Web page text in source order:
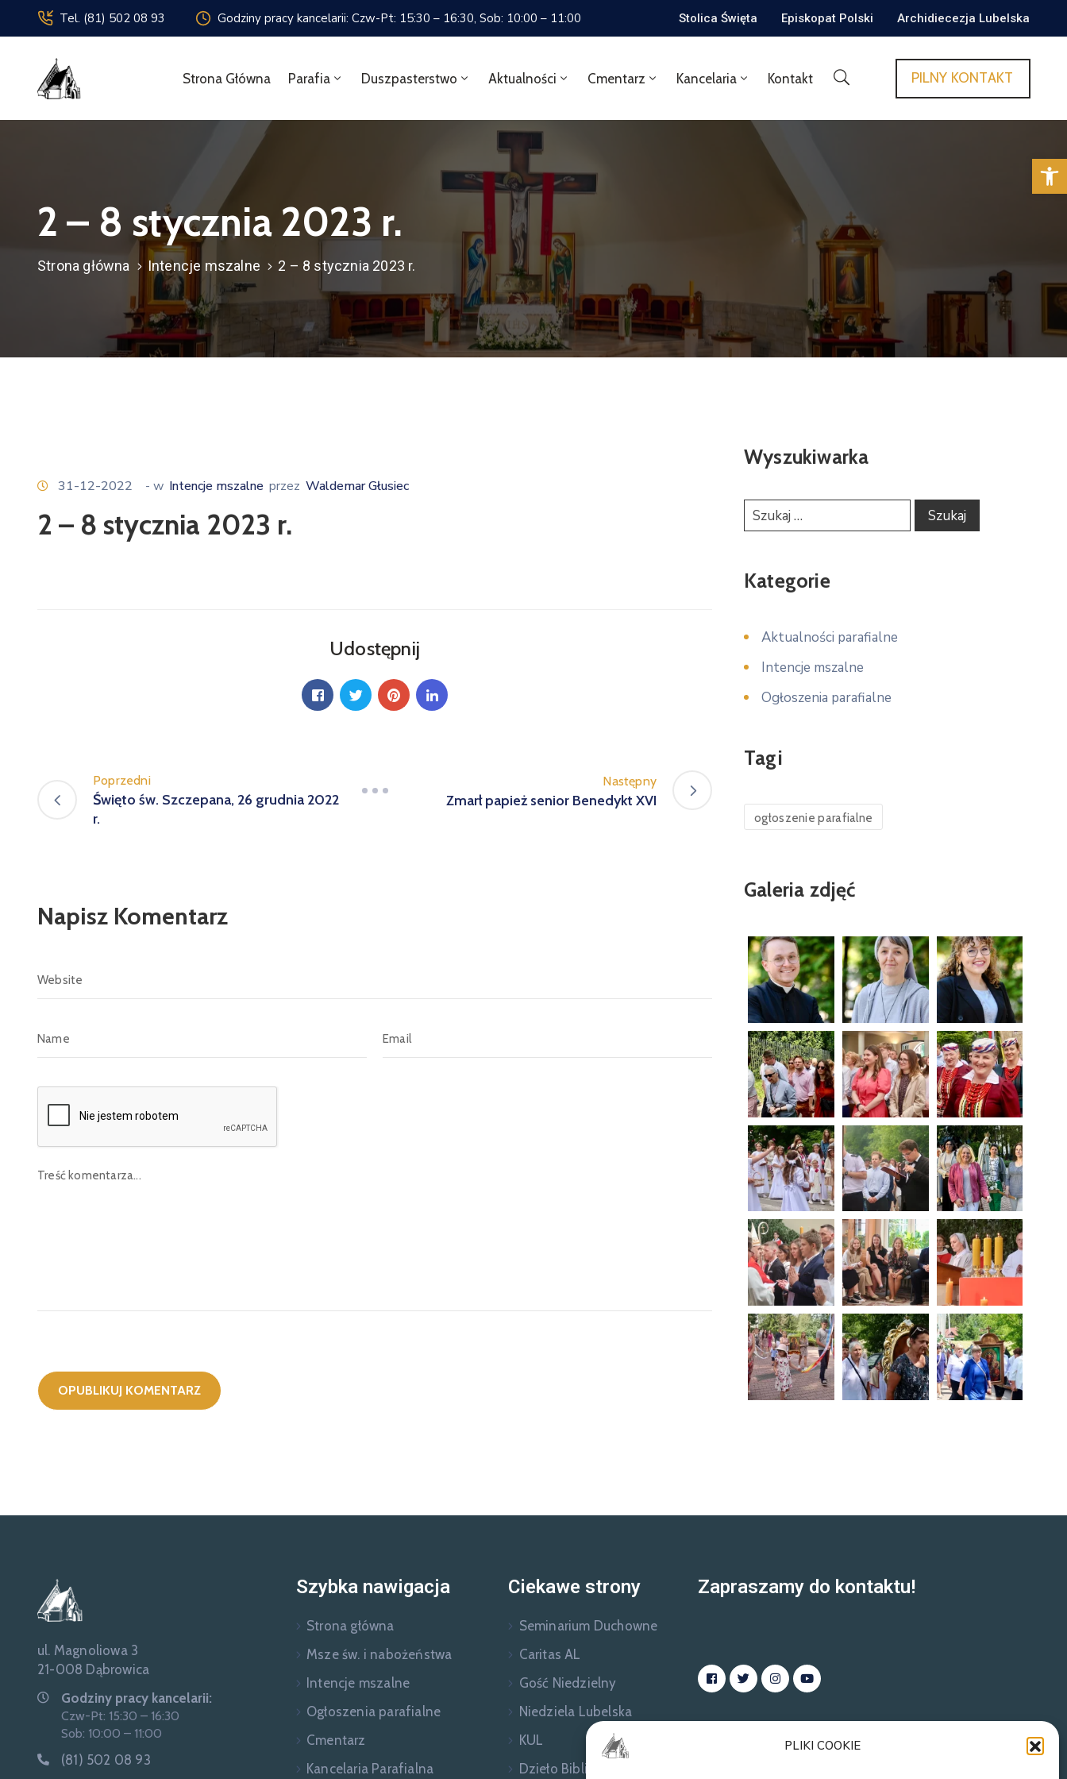
PLIKI COOKIE
Tel. (81) 502 08 93 Godziny pracy kancelarii: Czw-Pt: 15:30 – 16:30, Sob: 10:00 – 11:00 Stolica Święta Episkopat Polski Archidiecezja Lubelska
Strona Główna Parafia Duszpasterstwo Aktualności Cmentarz Kancelaria Kontakt PILNY KONTAKT
2 – 8 stycznia 2023 r.
Strona główna Intencje mszalne 2 – 8 stycznia 2023 r.
31-12-2022 - w Intencje mszalne przez Waldemar Głusiec
2 – 8 stycznia 2023 r.
Udostępnij
Poprzedni
Święto św. Szczepana, 26 grudnia 2022
r.
Następny
Zmarł papież senior Benedykt XVI
Napisz Komentarz
Wyszukiwarka
Kategorie
Aktualności parafialne
Intencje mszalne
Ogłoszenia parafialne
Tagi
ogłoszenie parafialne
Galeria zdjęć
ul. Magnoliowa 3
21-008 Dąbrowica
Godziny pracy kancelarii:
Czw-Pt: 15:30 – 16:30
Sob: 10:00 – 11:00
(81) 502 08 93
Szybka nawigacja
Strona główna
Msze św. i nabożeństwa
Intencje mszalne
Ogłoszenia parafialne
Cmentarz
Kancelaria Parafialna
Ciekawe strony
Seminarium Duchowne
Caritas AL
Gość Niedzielny
Niedziela Lubelska
KUL
Dzieło Biblijne
Zapraszamy do kontaktu!